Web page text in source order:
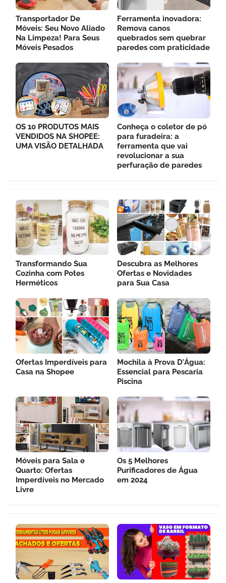
Transportador De
Móveis: Seu Novo Aliado
Na Limpeza! Para Seus
Móveis Pesados
Ferramenta inovadora:
Remova canos
quebrados sem quebrar
paredes com praticidade
OS 10 PRODUTOS MAIS
VENDIDOS NA SHOPEE:
UMA VISÃO DETALHADA
Conheça o coletor de pó
para furadeira: a
ferramenta que vai
revolucionar a sua
perfuração de paredes
Transformando Sua
Cozinha com Potes
Herméticos
Descubra as Melhores
Ofertas e Novidades
para Sua Casa
Ofertas Imperdíveis para
Casa na Shopee
Mochila à Prova D'Água:
Essencial para Pescaria
Piscina
Móveis para Sala e
Quarto: Ofertas
Imperdíveis no Mercado
Livre
Os 5 Melhores
Purificadores de Água
em 2024